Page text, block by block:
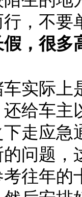
，不要
，很
际上
给车
走应
问题
往年